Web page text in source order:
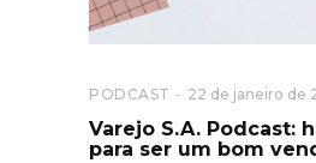
PODCAST 22 de janeiro de
Varejo S.A. Podcast:
para ser um bom